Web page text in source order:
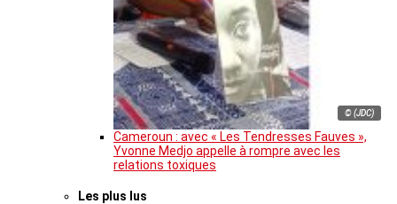
© (JDC)
Cameroun : avec « Les Tendresses Fauves »,
Yvonne Medjo appelle à rompre avec les
relations toxiques
Les plus lus